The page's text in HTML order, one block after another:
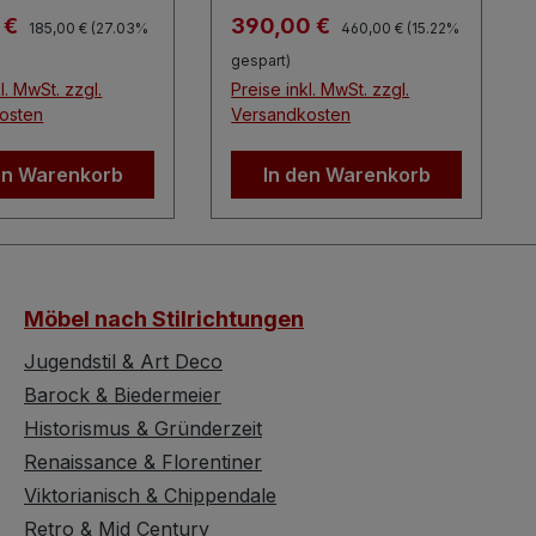
von Otto
Söhne, gefertigt
Jahren in
Dieses
Designobjekt
des
mit
des Mid
Modern. Die
aus
die jeweils
Tüte tragen.
Tütenvasen
Regulärer Preis:
185,00 € (27.03%
MwSt. zzgl.
Warenkorb
Verkaufspreis:
390,00 € Regulärer Preis:
460,00 € (15.22%
gespart)
Preise inkl. MwSt. zzgl.
Versandkosten
In den Warenkorb
Möbel nach Stilrichtungen
Jugendstil & Art Deco
Barock & Biedermeier
Historismus & Gründerzeit
Renaissance & Florentiner
Viktorianisch & Chippendale
Retro & Mid Century